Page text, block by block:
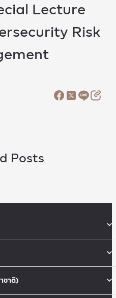
Lecture
Risk
Posts
ชาติ)